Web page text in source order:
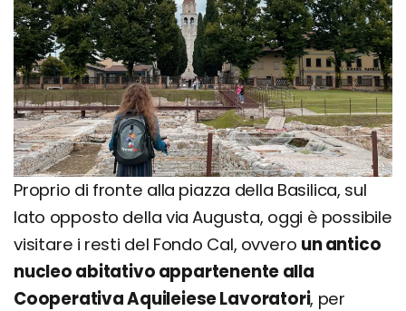
Proprio di fronte alla piazza della Basilica, sul
lato opposto della via Augusta, oggi è possibile
visitare i resti del Fondo Cal, ovvero un antico
nucleo abitativo appartenente alla
Cooperativa Aquileiese Lavoratori, per